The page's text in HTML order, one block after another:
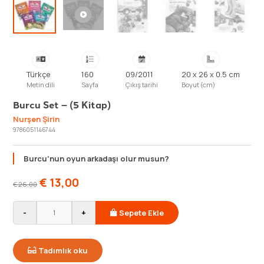
Türkçe
Metin dili
160
Sayfa
09/2011
Çıkış tarihi
20 x 26 x 0.5 cm
Boyut (cm)
Burcu Set – (5 Kitap)
Nurşen Şirin
9786051146744
Burcu’nun oyun arkadaşı olur musun?
€26,00 € 13,00
- + Sepete Ekle
Tadımlık oku